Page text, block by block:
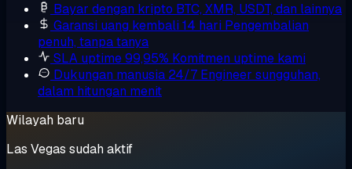
Bayar dengan kripto BTC, XMR, USDT, dan lainnya
Garansi uang kembali 14 hari Pengembalian
penuh, tanpa tanya
SLA uptime 99,95% Komitmen uptime kami
Dukungan manusia 24/7 Engineer sungguhan,
dalam hitungan menit
Wilayah baru
Las Vegas sudah aktif